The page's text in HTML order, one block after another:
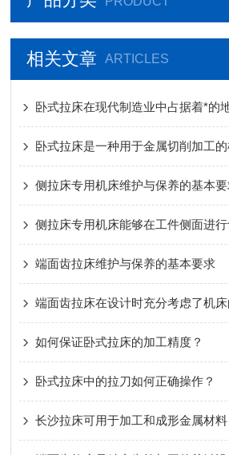
相关文章 ARTICLES
卧式拉床在现代制造业中占据着*的
卧式拉床是一种用于金属切削加工
侧拉床专用机床维护与保养的基本
侧拉床专用机床能够在工件侧面进
端面齿拉床维护与保养的基本要求
端面齿拉床在设计时充分考虑了机
如何保证卧式拉床的加工精度？
卧式拉床中的拉刀如何正确操作？
长沙拉床可用于加工和成形金属材料